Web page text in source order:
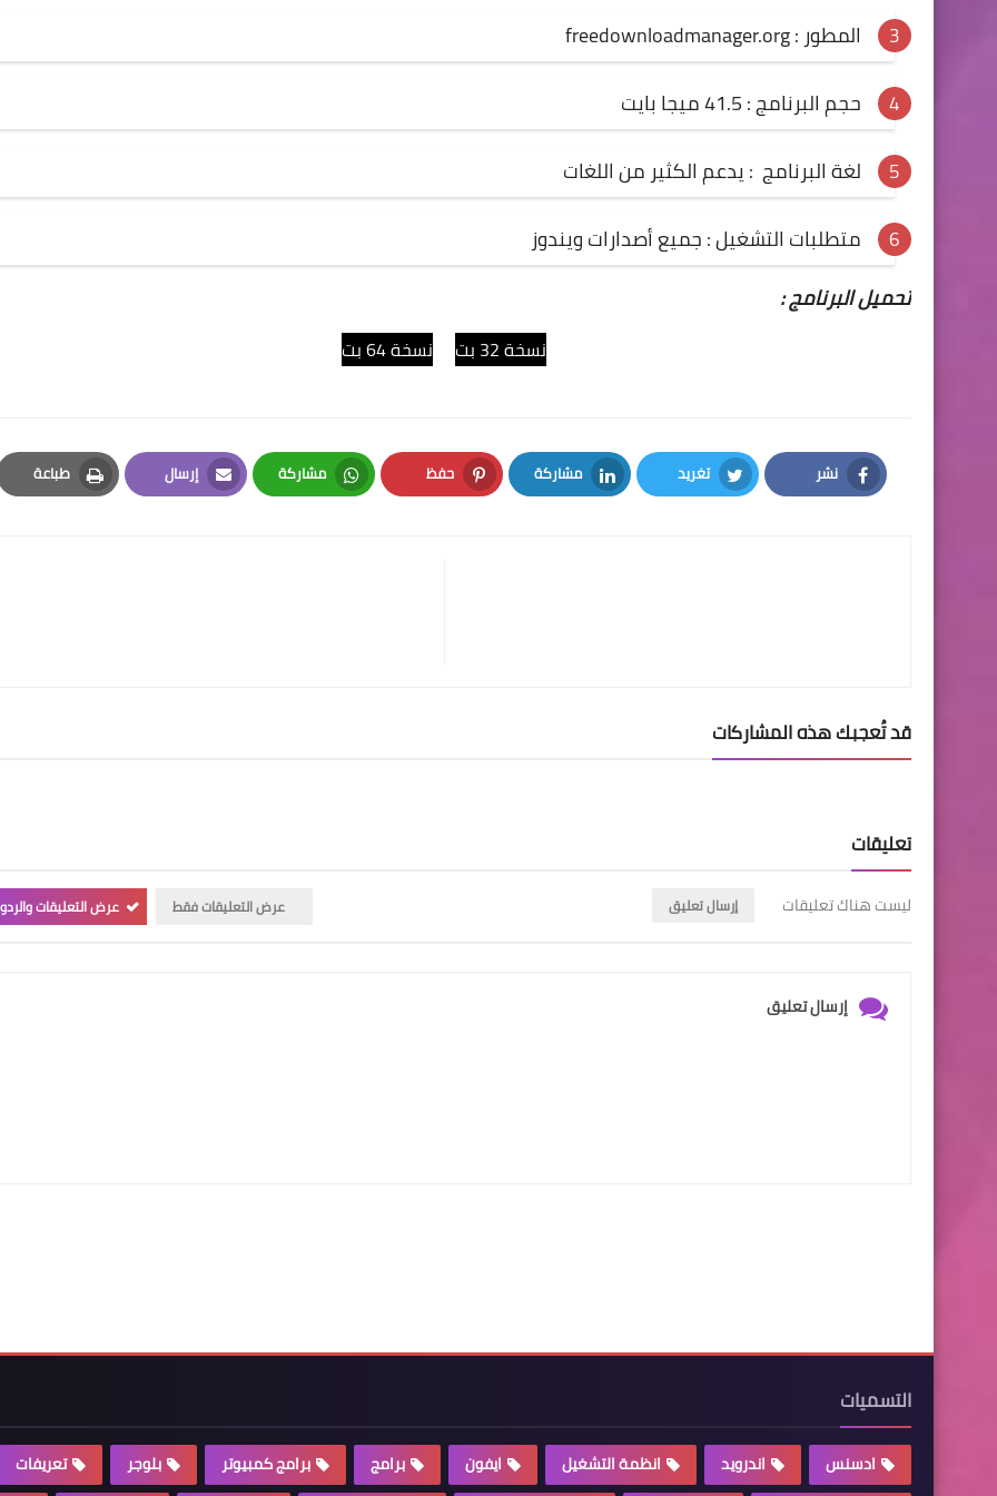
المطور : freedownloadmanager.org
حجم البرنامج : 41.5 ميجا بايت
لغة البرنامج : يدعم الكثير من اللغات
متطلبات التشغيل : جميع أصدارات ويندوز
تحميل البرنامج :
نسخة 32 بت نسخة 64 بت
نشر
Facebook
تغريد
Twitter
مشاركة
LinkedIn
حفظ
Pinterest
مشاركة
Whatsapp
إرسال
Email
طباعة
Print
قد تُعجبك هذه المشاركات
تعليقات
ليست هناك تعليقات إرسال تعليق عرض التعليقات فقط عرض التعليقات
إرسال تعليق
التسميات
ادسنس اندرويد انظمة التشغيل ايفون برامج برامج كمبيوتر بلوجر تعريفات